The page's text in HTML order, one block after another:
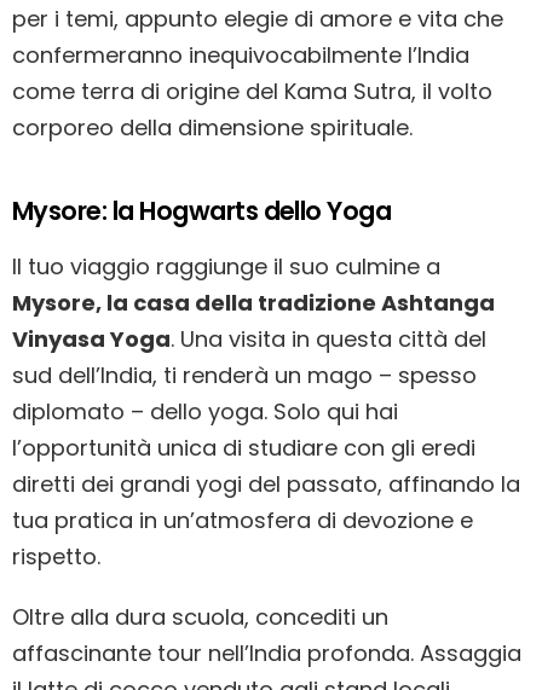
per i temi, appunto elegie di amore e vita che
confermeranno inequivocabilmente l’India
come terra di origine del Kama Sutra, il volto
corporeo della dimensione spirituale.
Mysore: la Hogwarts dello Yoga
Il tuo viaggio raggiunge il suo culmine a
Mysore, la casa della tradizione Ashtanga
Vinyasa Yoga. Una visita in questa città del
sud dell’India, ti renderà un mago – spesso
diplomato – dello yoga. Solo qui hai
l’opportunità unica di studiare con gli eredi
diretti dei grandi yogi del passato, affinando la
tua pratica in un’atmosfera di devozione e
rispetto.
Oltre alla dura scuola, concediti un
affascinante tour nell’India profonda. Assaggia